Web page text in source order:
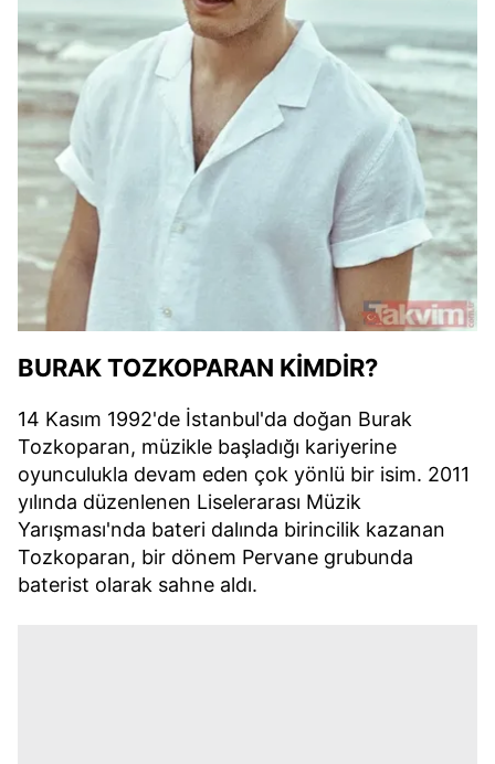
BURAK TOZKOPARAN KİMDİR?
14 Kasım 1992'de İstanbul'da doğan Burak
Tozkoparan, müzikle başladığı kariyerine
oyunculukla devam eden çok yönlü bir isim. 2011
yılında düzenlenen Liselerarası Müzik
Yarışması'nda bateri dalında birincilik kazanan
Tozkoparan, bir dönem Pervane grubunda
baterist olarak sahne aldı.